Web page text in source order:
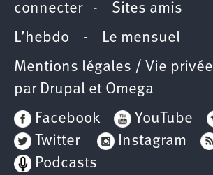
connecter- Sites amis
L’hebdo - Le mensuel
Mentions légales / Vie privée
par Drupal et Omega
Facebook
YouTube
Twitter
Instagram
Podcasts